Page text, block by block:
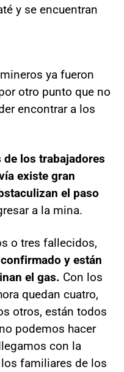
y se encuentran
ya fueron
otro punto que no
encontrar a los
los trabajadores
existe gran
el paso
a la mina.
o tres fallecidos,
y están
el gas. Con los
quedan cuatro,
otros, están todos
podemos hacer
con la
familiares de los